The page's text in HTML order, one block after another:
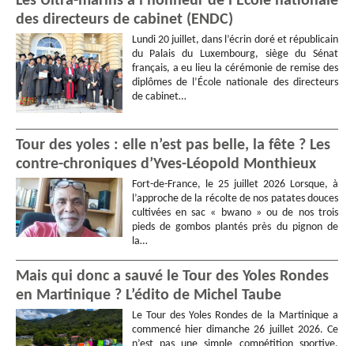
des directeurs de cabinet (ENDC)
Lundi 20 juillet, dans l’écrin doré et républicain
du Palais du Luxembourg, siège du Sénat
français, a eu lieu la cérémonie de remise des
diplômes de l’École nationale des directeurs
de cabinet…
Tour des yoles : elle n’est pas belle, la fête ? Les
contre-chroniques d’Yves-Léopold Monthieux
Fort-de-France, le 25 juillet 2026 Lorsque, à
l’approche de la récolte de nos patates douces
cultivées en sac « bwano » ou de nos trois
pieds de gombos plantés près du pignon de
la…
Mais qui donc a sauvé le Tour des Yoles Rondes
en Martinique ? L’édito de Michel Taube
Le Tour des Yoles Rondes de la Martinique a
commencé hier dimanche 26 juillet 2026. Ce